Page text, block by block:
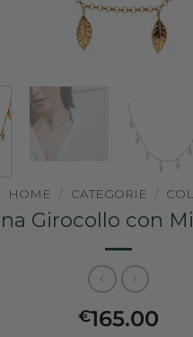
HOME / CATEGORIE /
Girocollo con
€165.00